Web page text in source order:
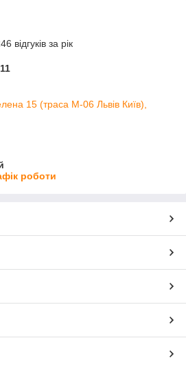
відгуків за рік
15 (траса М-06 Львів Київ),
роботи